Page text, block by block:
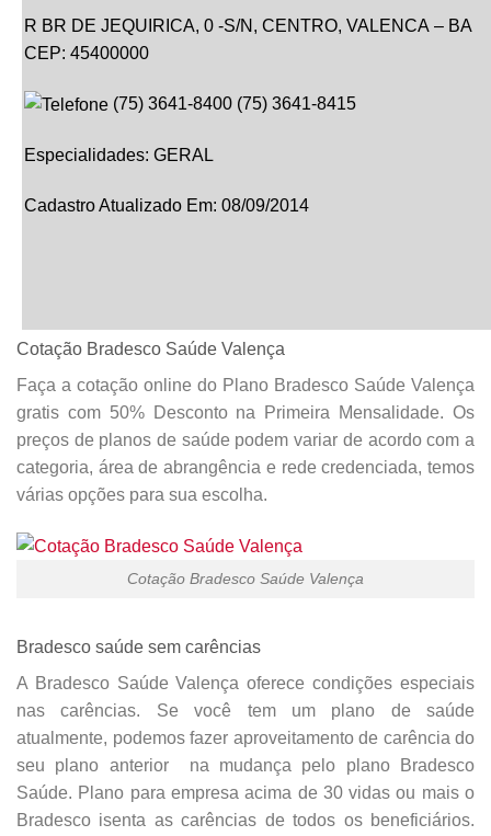
R BR DE JEQUIRICA, 0 -S/N , CENTRO, VALENCA – BA
CEP: 45400000
(75) 3641-8400 (75) 3641-8415
Especialidades: GERAL
Cadastro Atualizado Em: 08/09/2014
Cotação Bradesco Saúde Valença
Faça a cotação online do Plano Bradesco Saúde Valença
gratis com 50% Desconto na Primeira Mensalidade. Os
preços de planos de saúde podem variar de acordo com a
categoria, área de abrangência e rede credenciada, temos
várias opções para sua escolha.
Cotação Bradesco Saúde Valença
Bradesco saúde sem carências
A Bradesco Saúde Valença oferece condições especiais
nas carências. Se você tem um plano de saúde
atualmente, podemos fazer aproveitamento de carência do
seu plano anterior
na mudança pelo plano Bradesco
Saúde. Plano para empresa acima de 30 vidas ou mais o
Bradesco isenta as carências de todos os beneficiários.